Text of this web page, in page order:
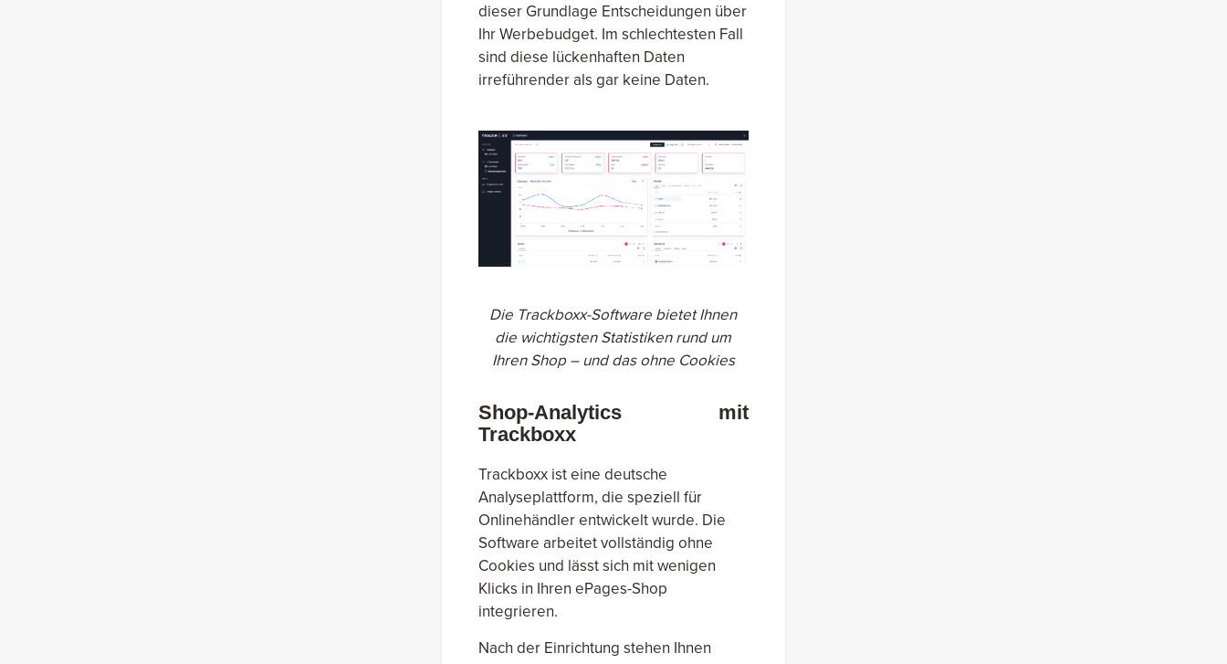
dieser Grundlage Entscheidungen über
Ihr Werbebudget. Im schlechtesten Fall
sind diese lückenhaften Daten
irreführender als gar keine Daten.
Die Trackboxx-Software bietet Ihnen
die wichtigsten Statistiken rund um
Ihren Shop – und das ohne Cookies
Shop-Analytics mit
Trackboxx
Trackboxx ist eine deutsche
Analyseplattform, die speziell für
Onlinehändler entwickelt wurde. Die
Software arbeitet vollständig ohne
Cookies und lässt sich mit wenigen
Klicks in Ihren ePages-Shop
integrieren.
Nach der Einrichtung stehen Ihnen